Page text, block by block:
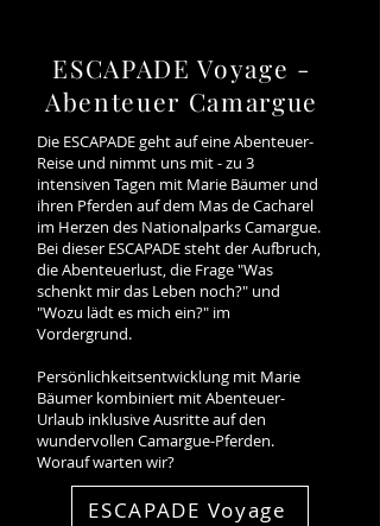
ESCAPADE Voyage -
Abenteuer Camargue
Die ESCAPADE geht auf eine Abenteuer-
Reise und nimmt uns mit - zu 3
intensiven Tagen mit Marie Bäumer und
ihren Pferden auf dem Mas de Cacharel
im Herzen des Nationalparks Camargue.
Bei dieser ESCAPADE steht der Aufbruch,
die Abenteuerlust, die Frage "Was
schenkt mir das Leben noch?" und
"Wozu lädt es mich ein?" im
Vordergrund.
Persönlichkeitsentwicklung mit Marie
Bäumer kombiniert mit Abenteuer-
Urlaub inklusive Ausritte auf den
wundervollen Camargue-Pferden.
Worauf warten wir?
ESCAPADE Voyage